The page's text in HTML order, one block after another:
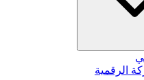
الرقمية